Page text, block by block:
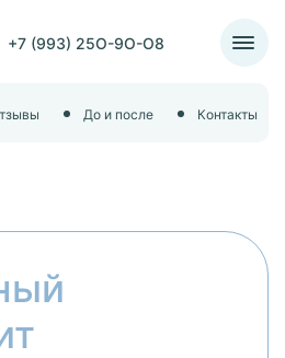
+7 (993) 25O-9O-O8
До и после Контакты